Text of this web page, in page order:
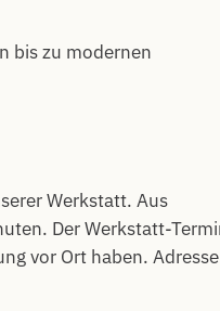
bis zu modernen
Werkstatt. Aus
Der Werkstatt-
vor Ort haben. Adresse